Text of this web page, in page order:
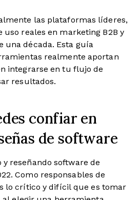
las plataformas líderes,
uso reales en marketing B2B y
una década. Esta guía
realmente aportan
integrarse en tu flujo de
resultados.
confiar en
de software
reseñando software de
Como responsables de
lo crítico y difícil que es tomar